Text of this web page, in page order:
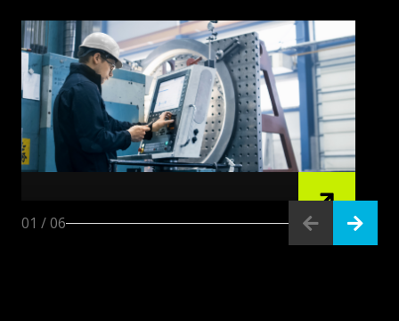
Instrumentación y Control
01 /06